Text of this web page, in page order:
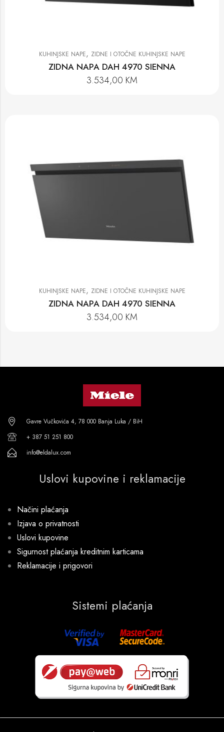
KUHINJSKE NAPE, ZIDNE I OTOČNE KUHINJSKE NAPE
ZIDNA NAPA DAH 4970 SIENNA
3.534,00 KM
KUHINJSKE NAPE, ZIDNE I OTOČNE KUHINJSKE NAPE
ZIDNA NAPA DAH 4970 SIENNA
3.534,00 KM
Gavre Vučkovića 4, 78 000 Banja Luka / BiH
+ 387 51 251 800
info@eldalux.com
Uslovi kupovine i reklamacije
Načini plaćanja
Izjava o privatnosti
Uslovi kupovine
Sigurnost plaćanja kreditnim karticama
Reklamacije i prigovori
Sistemi plaćanja